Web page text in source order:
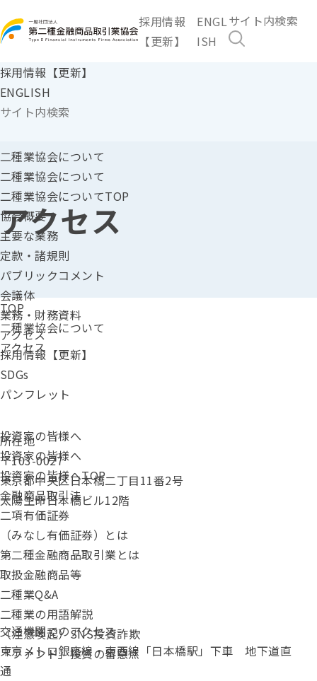
採用情報
【更新】
ENGL
ISH
採用情報【更新】
ENGLISH
二種業協会について
二種業協会について
二種業協会についてTOP
協会概要
主要な業務
定款・諸規則
パブリックコメント
会議体
業務・財務資料
アクセス
採用情報【更新】
SDGs
パンフレット
投資家の皆様へ
投資家の皆様へ
投資家の皆様へTOP
金融商品取引法
二項有価証券
（みなし有価証券）とは
第二種金融商品取引業とは
取扱金融商品等
二種業Q&A
二種業の用語解説
（注意喚起）SNS投資詐欺
「ファンド」投資の留意点
アクセス
TOP
二種業協会について
アクセス
所在地
〒103-0027
東京都中央区日本橋二丁目11番2号
太陽生命日本橋ビル12階
交通機関でのアクセス
東京メトロ銀座線・東西線「日本橋駅」下車 地下道直
通